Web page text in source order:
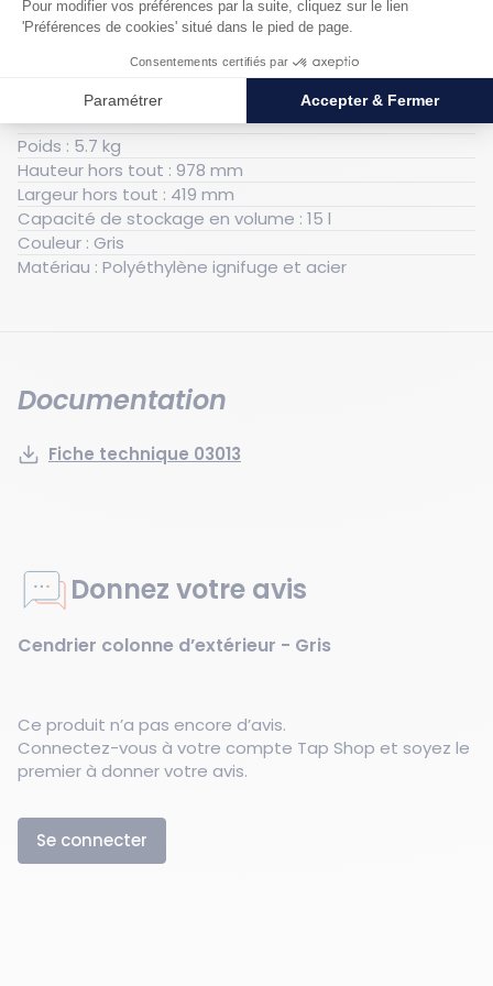
Caractéristiques techniques
Générales
Poids : 5.7 kg
Hauteur hors tout : 978 mm
Largeur hors tout : 419 mm
Capacité de stockage en volume : 15 l
Couleur : Gris
Matériau : Polyéthylène ignifuge et acier
Documentation
Fiche technique 03013
Donnez votre avis
Cendrier colonne d’extérieur - Gris
Ce produit n’a pas encore d’avis.
Connectez-vous à votre compte Tap Shop et soyez le
premier à donner votre avis.
Se connecter